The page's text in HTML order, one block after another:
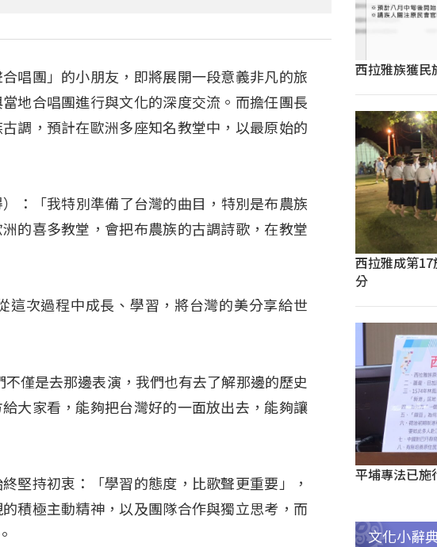
唱團」的小朋友，即將展開一段意義非凡的旅
地合唱團進行與文化的深度交流。而擔任團長
調，預計在歐洲多座知名教堂中，以最原始的
：「我特別準備了台灣的曲目，特別是布農族
的喜多教堂，會把布農族的古調詩歌，在教堂
這次過程中成長、學習，將台灣的美分享給世
僅是去那邊表演，我們也有去了解那邊的歷史
大家看，能夠把台灣好的一面放出去，能夠讓
堅持初衷：「學習的態度，比歌聲更重要」，
積極主動精神，以及團隊合作與獨立思考，而
西拉雅族獲民
西拉雅成第
分
平埔專法已施
文化小辭